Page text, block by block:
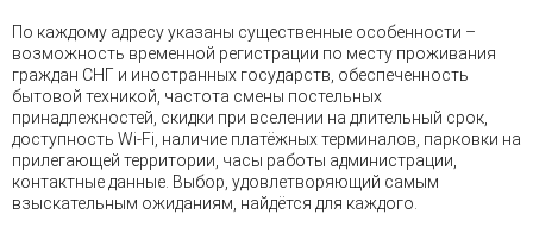
По каждому адресу указаны существенные особенности –
возможность временной регистрации по месту проживания
граждан СНГ и иностранных государств, обеспеченность
бытовой техникой, частота смены постельных
принадлежностей, скидки при вселении на длительный срок,
доступность Wi-Fi, наличие платёжных терминалов, парковки на
прилегающей территории, часы работы администрации,
контактные данные. Выбор, удовлетворяющий самым
взыскательным ожиданиям, найдётся для каждого.